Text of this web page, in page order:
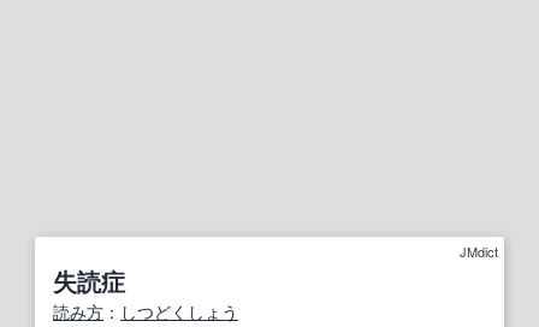
JMdict
失読症
読み方 ： しつどくしょう